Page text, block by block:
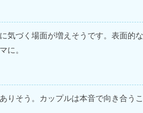
気づく場面が増えそうです。表面的な
に。
りそう。カップルは本音で向き合うこ